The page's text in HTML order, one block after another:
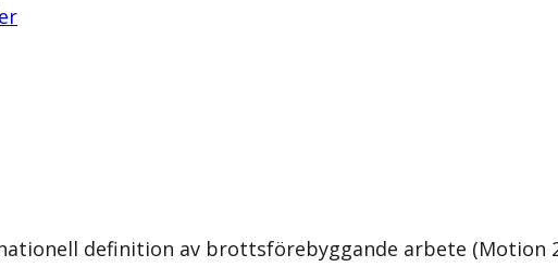
definition av brottsförebyggande arbete (Motion